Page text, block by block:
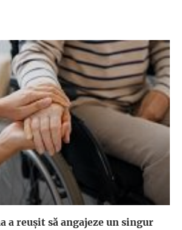
a reuşit să angajeze un singur